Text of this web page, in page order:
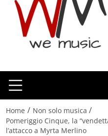
Home / Non solo musica /
Pomeriggio Cinque, la
l’attacco a Myrta Merlino